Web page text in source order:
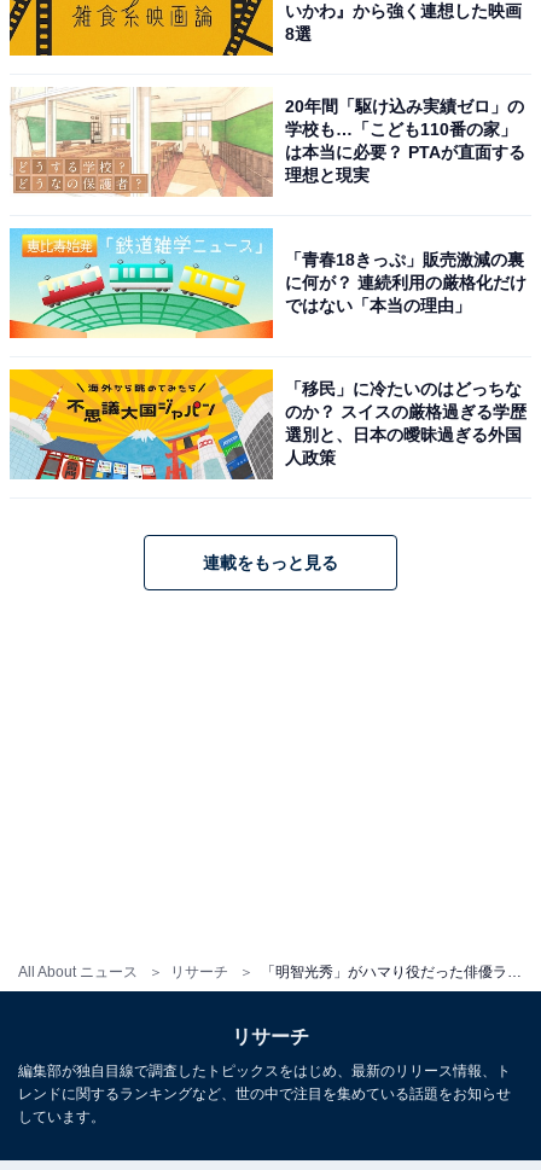
All About ニュース リサーチ
いかわ』から強く連想した映画
8選
20年間「駆け込み実績ゼロ」の
学校も…「こども110番の家」
は本当に必要？ PTAが直面する
理想と現実
「青春18きっぷ」販売激減の裏
に何が？ 連続利用の厳格化だけ
ではない「本当の理由」
「移民」に冷たいのはどっちな
のか？ スイスの厳格過ぎる学歴
選別と、日本の曖昧過ぎる外国
人政策
連載をもっと見る
リサーチ
編集部が独自目線で調査したトピックスをはじめ、最新のリリース情報、ト
レンドに関するランキングなど、世の中で注目を集めている話題をお知らせ
しています。